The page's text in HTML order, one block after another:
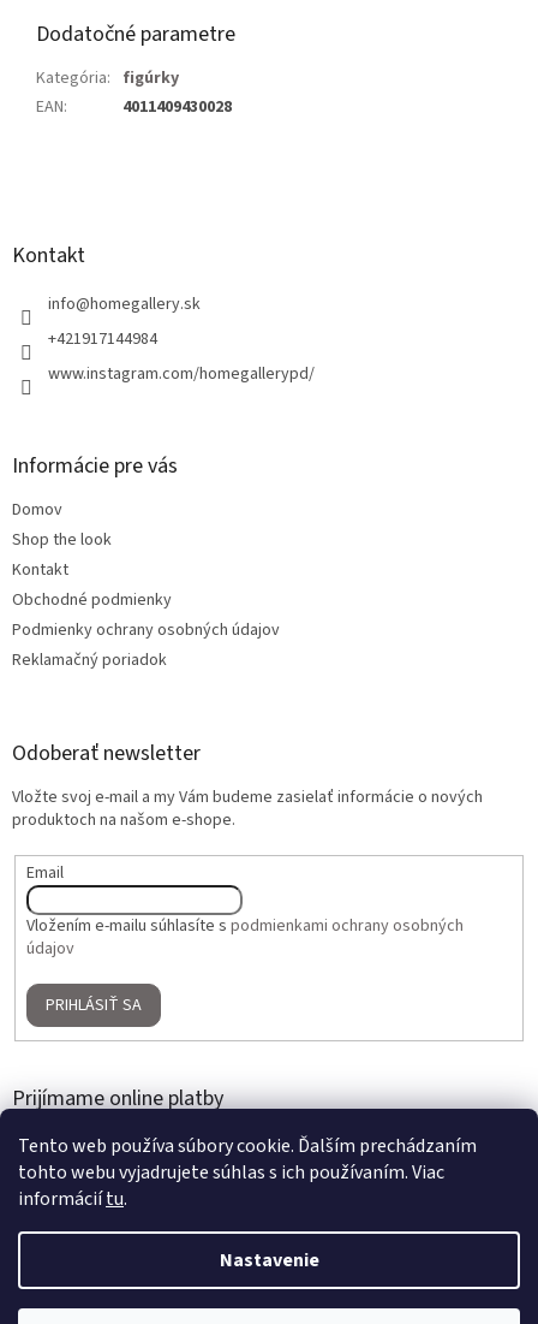
Tento web používa súbory cookie. Ďalším prechádzaním
tohto webu vyjadrujete súhlas s ich používaním. Viac
informáciítu.
Nastavenie
Dodatočné parametre
Kategória: figúrky
EAN: 4011409430028
Kontakt
info@homegallery.sk
+421917144984
www.instagram.com/homegallerypd/
Informácie pre vás
Domov
Shop the look
Kontakt
Obchodné podmienky
Podmienky ochrany osobných údajov
Reklamačný poriadok
Odoberať newsletter
Vložte svoj e-mail a my Vám budeme zasielať informácie o nových
produktoch na našom e-shope.
Email
Vložením e-mailu súhlasíte s podmienkami ochrany osobných
údajov
PRIHLÁSIŤ SA
Prijímame online platby
Vytvoril Shoptet